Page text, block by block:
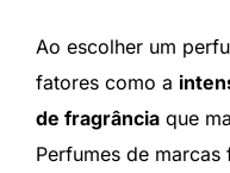
Ao escolher um
fatores como a
de fragrância que
Perfumes de